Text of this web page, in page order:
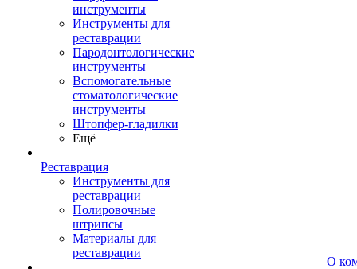
инструменты
Инструменты для
реставрации
Пародонтологические
инструменты
Вспомогательные
стоматологические
инструменты
Штопфер-гладилки
Ещё
Реставрация
Инструменты для
реставрации
Полировочные
штрипсы
Материалы для
реставрации
О